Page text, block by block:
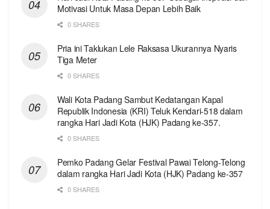
Motivasi Untuk Masa Depan Lebih Baik
0 SHARES
Pria ini Taklukan Lele Raksasa Ukurannya Nyaris
Tiga Meter
0 SHARES
Wali Kota Padang Sambut Kedatangan Kapal
Republik Indonesia (KRI) Teluk Kendari-518 dalam
rangka Hari Jadi Kota (HJK) Padang ke-357.
0 SHARES
Pemko Padang Gelar Festival Pawai Telong-Telong
dalam rangka Hari Jadi Kota (HJK) Padang ke-357
0 SHARES